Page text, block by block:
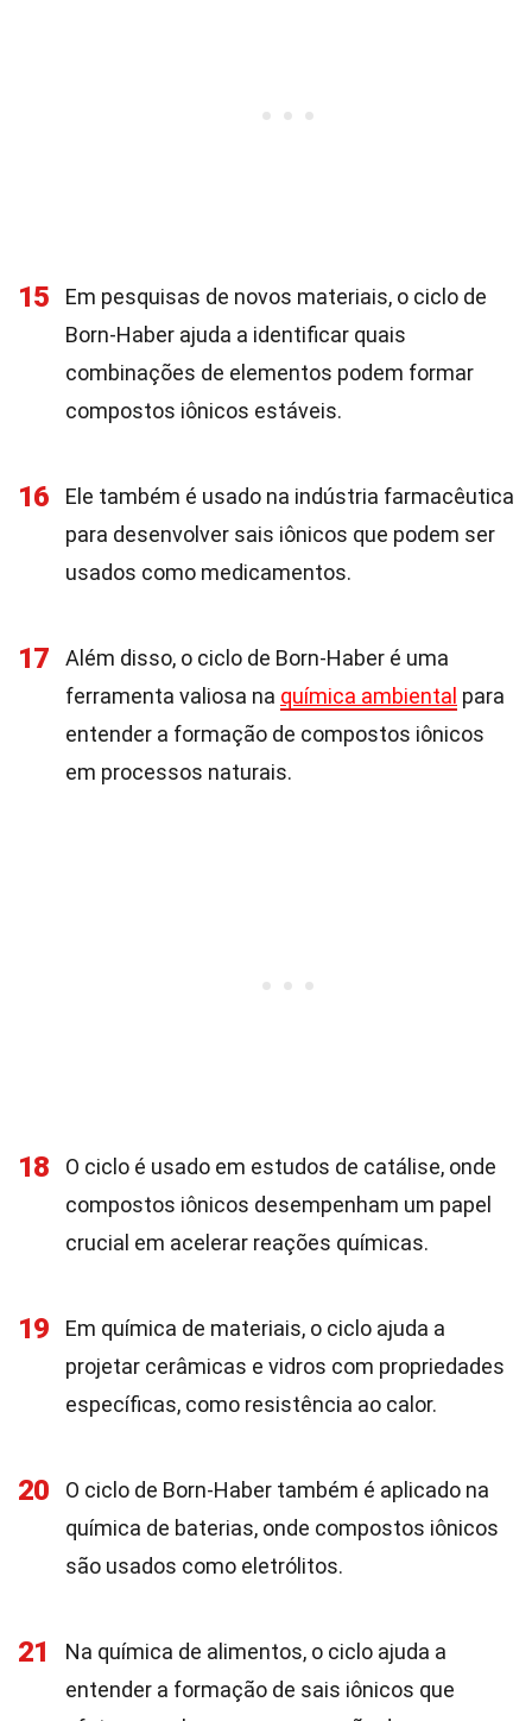
15
Em pesquisas de novos materiais, o ciclo de
Born-Haber ajuda a identificar quais
combinações de elementos podem formar
compostos iônicos estáveis.
16
Ele também é usado na indústria farmacêutica
para desenvolver sais iônicos que podem ser
usados como medicamentos.
17
Além disso, o ciclo de Born-Haber é uma
ferramenta valiosa na química ambiental para
entender a formação de compostos iônicos
em processos naturais.
18
O ciclo é usado em estudos de catálise, onde
compostos iônicos desempenham um papel
crucial em acelerar reações químicas.
19
Em química de materiais, o ciclo ajuda a
projetar cerâmicas e vidros com propriedades
específicas, como resistência ao calor.
20
O ciclo de Born-Haber também é aplicado na
química de baterias, onde compostos iônicos
são usados como eletrólitos.
21
Na química de alimentos, o ciclo ajuda a
entender a formação de sais iônicos que